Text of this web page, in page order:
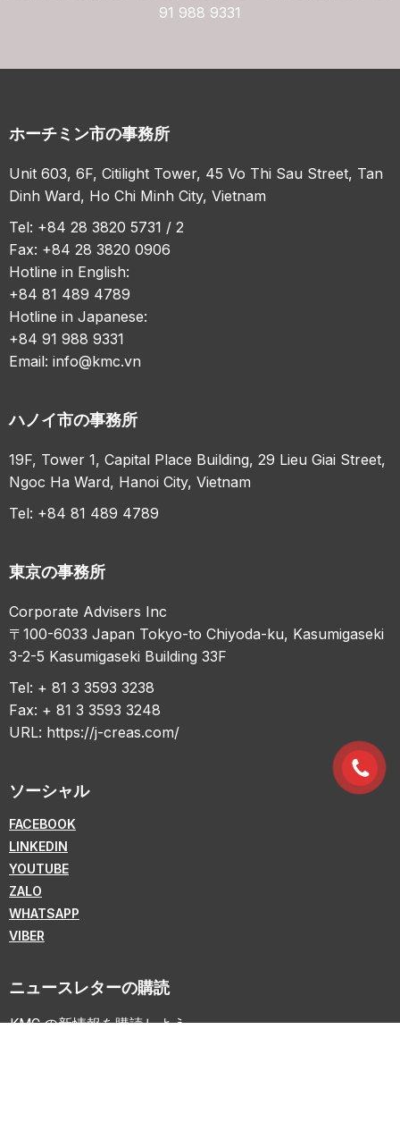
91 988 9331
ホーチミン市の事務所
Unit 603, 6F, Citilight Tower, 45 Vo Thi Sau Street, Tan
Dinh Ward, Ho Chi Minh City, Vietnam
Tel: +84 28 3820 5731 / 2
Fax: +84 28 3820 0906
Hotline in English:
+84 81 489 4789
Hotline in Japanese:
+84 91 988 9331
Email:info@kmc.vn
ハノイ市の事務所
19F, Tower 1, Capital Place Building, 29 Lieu Giai Street,
Ngoc Ha Ward, Hanoi City, Vietnam
Tel: +84 81 489 4789
東京の事務所
Corporate Advisers Inc
〒100-6033 Japan Tokyo-to Chiyoda-ku, Kasumigaseki
3-2-5 Kasumigaseki Building 33F
Tel: + 81 3 3593 3238
Fax: + 81 3 3593 3248
URL: https://j-creas.com/
ソーシャル
FACEBOOK
LINKEDIN
YOUTUBE
ZALO
WHATSAPP
VIBER
ニュースレターの購読
KMC の新情報を購読しよう